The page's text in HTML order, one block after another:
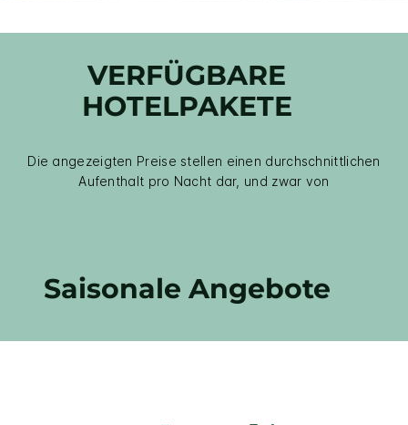
VERFÜGBARE
HOTELPAKETE
Die angezeigten Preise stellen einen durchschnittlichen
Aufenthalt pro Nacht dar, und zwar von
Saisonale Angebote